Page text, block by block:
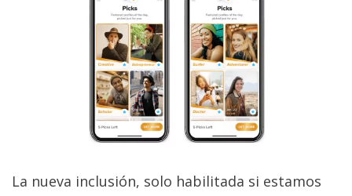
comunicación
La nueva inclusión, solo habilitada si estamos